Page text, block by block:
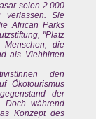
seien 2.000
verlassen. Sie
African Parks
"Platz
Menschen, die
als Viehhirten
den
Ökotourismus
der
Doch während
Konzept des